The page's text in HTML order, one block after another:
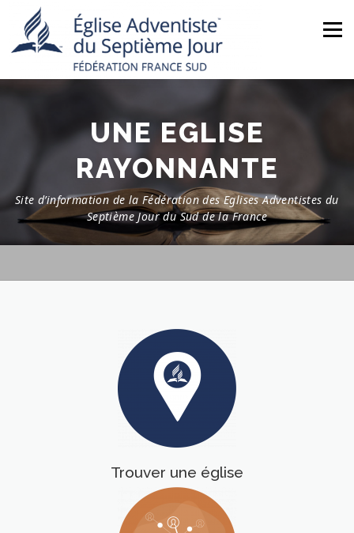
contenu
Menu
MINISTÈRES NOS ÉGLISES AGENDA
BOUTIQUE CONTACT
UNE EGLISE
RAYONNANTE
Site d’information de la Fédération des Eglises Adventistes du
Septième Jour du Sud de la France
Trouver une église